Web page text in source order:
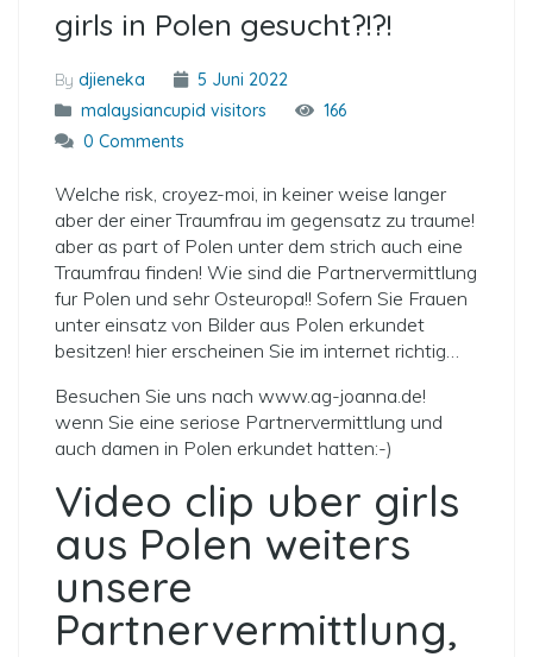
girls in Polen gesucht?!?!
By djieneka
5 Juni 2022
malaysiancupid visitors
166
0 Comments
Welche risk, croyez-moi, in keiner weise langer
aber der einer Traumfrau im gegensatz zu traume!
aber as part of Polen unter dem strich auch eine
Traumfrau finden! Wie sind die Partnervermittlung
fur Polen und sehr Osteuropa!! Sofern Sie Frauen
unter einsatz von Bilder aus Polen erkundet
besitzen! hier erscheinen Sie im internet richtig…
Besuchen Sie uns nach www.ag-joanna.de!
wenn Sie eine seriose Partnervermittlung und
auch damen in Polen erkundet hatten:-)
Video clip uber girls
aus Polen weiters
unsere
Partnervermittlung,